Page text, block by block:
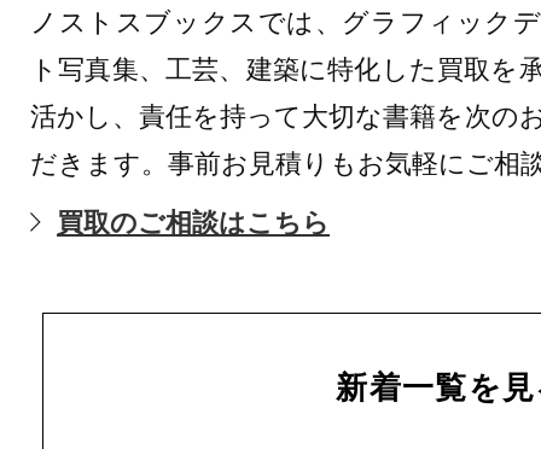
ノストスブックスでは、グラフィック
ト写真集、工芸、建築に特化した買取を
活かし、責任を持って大切な書籍を次の
だきます。事前お見積りもお気軽にご相
買取のご相談はこちら
新着一覧を